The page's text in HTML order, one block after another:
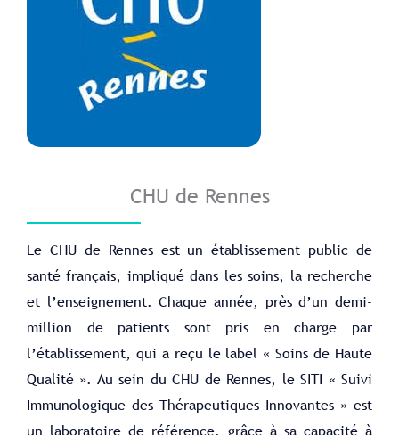
CHU de Rennes
Le CHU de Rennes est un établissement public de
santé français, impliqué dans les soins, la recherche
et l’enseignement. Chaque année, près d’un demi-
million de patients sont pris en charge par
l’établissement, qui a reçu le label « Soins de Haute
Qualité ». Au sein du CHU de Rennes, le SITI « Suivi
Immunologique des Thérapeutiques Innovantes » est
un laboratoire de référence, grâce à sa capacité à